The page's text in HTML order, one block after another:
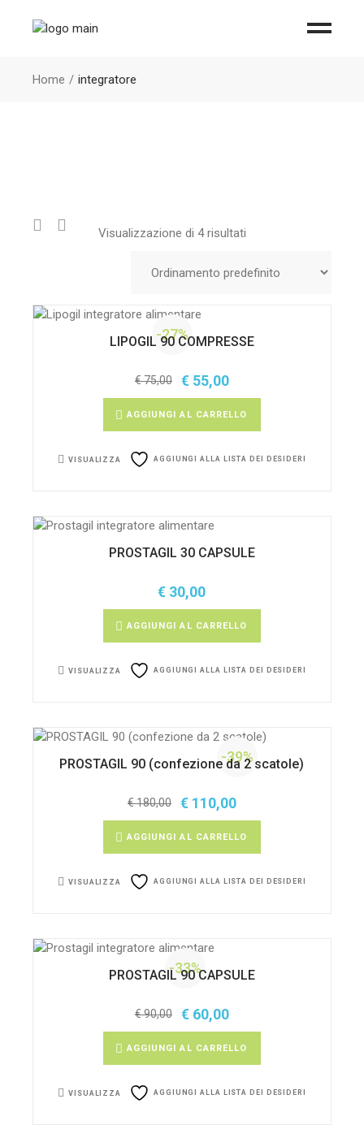
Home integratore
Visualizzazione di 4 risultati
-27%
LIPOGIL 90 COMPRESSE
€75,00
Il
prezzo
originale
era:
€55,00
Il
prezzo
attuale
è:
AGGIUNGI AL CARRELLO
VISUALIZZA AGGIUNGI ALLA LISTA DEI DESIDERI
PROSTAGIL 30 CAPSULE
€ 30,00
AGGIUNGI AL CARRELLO
VISUALIZZA AGGIUNGI ALLA LISTA DEI DESIDERI
-39%
PROSTAGIL 90 (confezione da 2 scatole)
€180,00
Il
prezzo
originale
era:
€110,00
Il
prezzo
attuale
è:
AGGIUNGI AL CARRELLO
VISUALIZZA AGGIUNGI ALLA LISTA DEI DESIDERI
-33%
PROSTAGIL 90 CAPSULE
€90,00
Il
prezzo
originale
era:
€60,00
Il
prezzo
attuale
è:
AGGIUNGI AL CARRELLO
VISUALIZZA AGGIUNGI ALLA LISTA DEI DESIDERI